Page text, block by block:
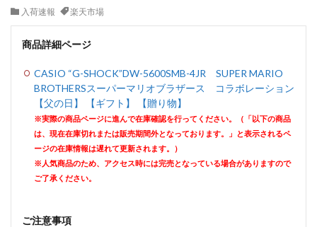
入荷速報
楽天市場
商品詳細ページ
CASIO “G-SHOCK”DW-5600SMB-4JR SUPER MARIO
BROTHERSスーパーマリオブラザース コラボレーション
【父の日】 【ギフト】 【贈り物】
※実際の商品ページに進んで在庫確認を行ってください。（「以下の商品
は、現在在庫切れまたは販売期間外となっております。」と表示されるペ
ージの在庫情報は遅れて更新されます。）
※人気商品のため、アクセス時には完売となっている場合がありますので
ご了承ください。
ご注意事項